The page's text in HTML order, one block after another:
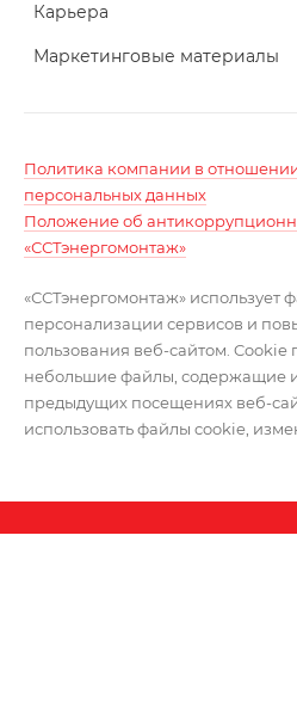
Карьера
Маркетинговые материалы
Политика компании в
персональных данных
Положение об
«ССТэнергомонтаж»
«ССТэнергомонтаж» использует
персонализации сервисов и
пользования веб-сайтом. Cookie
небольшие файлы, содержащие
предыдущих посещениях веб-
использовать файлы cookie,